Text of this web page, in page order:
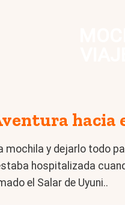
hacia
y dejarlo todo
hospitalizada
el Salar de Uyuni..